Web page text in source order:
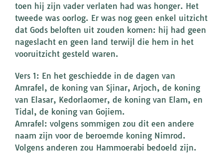
toen hij zijn vader verlaten had was honger. Het
tweede was oorlog. Er was nog geen enkel uitzicht
dat Gods beloften uit zouden komen: hij had geen
nageslacht en geen land terwijl die hem in het
vooruitzicht gesteld waren.
Vers 1: En het geschiedde in de dagen van
Amrafel, de koning van Sjinar, Arjoch, de koning
van Elasar, Kedorlaomer, de koning van Elam, en
Tidal, de koning van Gojiem.
Amrafel: volgens sommigen zou dit een andere
naam zijn voor de beroemde koning Nimrod.
Volgens anderen zou Hammoerabi bedoeld zijn.